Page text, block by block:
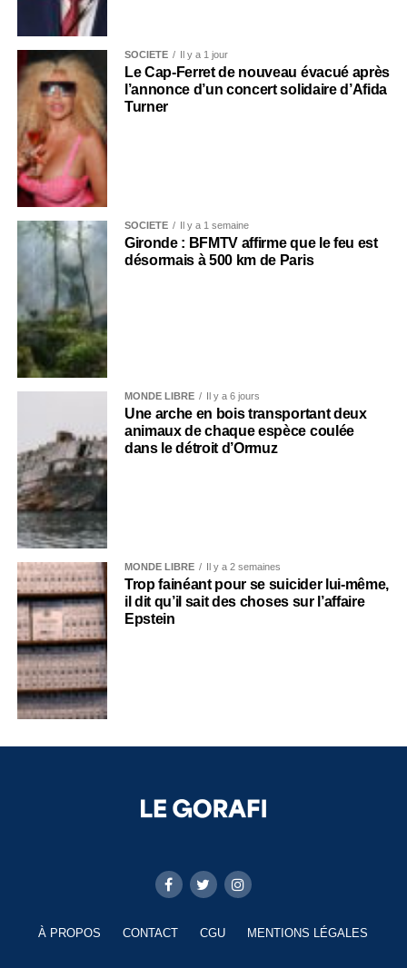
SOCIÉTÉ Il y a 1 jour
Le Cap-Ferret de nouveau évacué après
l’annonce d’un concert solidaire d’Afida
Turner
SOCIÉTÉ Il y a 1 semaine
Gironde : BFMTV affirme que le feu est
désormais à 500 km de Paris
MONDE LIBRE Il y a 6 jours
Une arche en bois transportant deux
animaux de chaque espèce coulée
dans le détroit d’Ormuz
MONDE LIBRE Il y a 2 semaines
Trop fainéant pour se suicider lui-même,
il dit qu’il sait des choses sur l’affaire
Epstein
À PROPOS CONTACT CGU MENTIONS LÉGALES